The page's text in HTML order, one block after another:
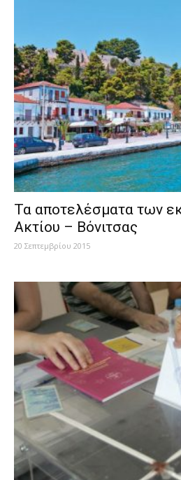
Τα αποτελέσματα των
Ακτίου – Βόνιτσας
20 Σεπτεμβρίου 2015